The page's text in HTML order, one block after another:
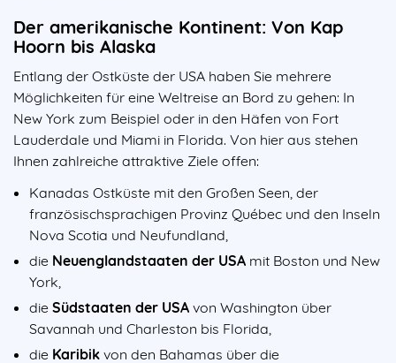
Der amerikanische Kontinent: Von Kap
Hoorn bis Alaska
Entlang der Ostküste der USA haben Sie mehrere
Möglichkeiten für eine Weltreise an Bord zu gehen: In
New York zum Beispiel oder in den Häfen von Fort
Lauderdale und Miami in Florida. Von hier aus stehen
Ihnen zahlreiche attraktive Ziele offen:
Kanadas Ostküste mit den Großen Seen, der
französischsprachigen Provinz Québec und den Inseln
Nova Scotia und Neufundland,
die Neuenglandstaaten der USA mit Boston und New
York,
die Südstaaten der USA von Washington über
Savannah und Charleston bis Florida,
die Karibik von den Bahamas über die